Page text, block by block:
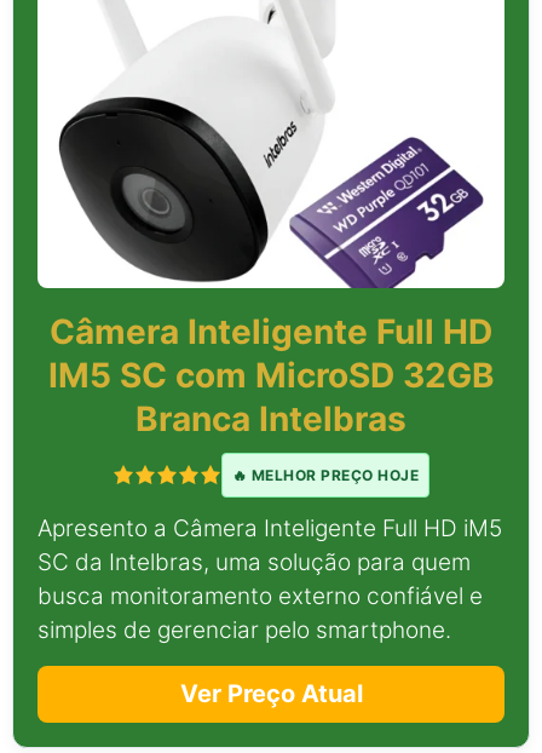
Câmera Inteligente Full HD
IM5 SC com MicroSD 32GB
Branca Intelbras
🔥 MELHOR PREÇO HOJE
Apresento a Câmera Inteligente Full HD iM5
SC da Intelbras, uma solução para quem
busca monitoramento externo confiável e
simples de gerenciar pelo smartphone.
Ver Preço Atual